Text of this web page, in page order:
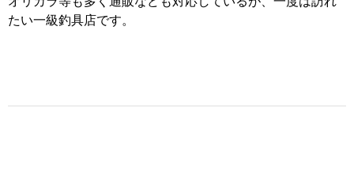
たい一級釣具店です。